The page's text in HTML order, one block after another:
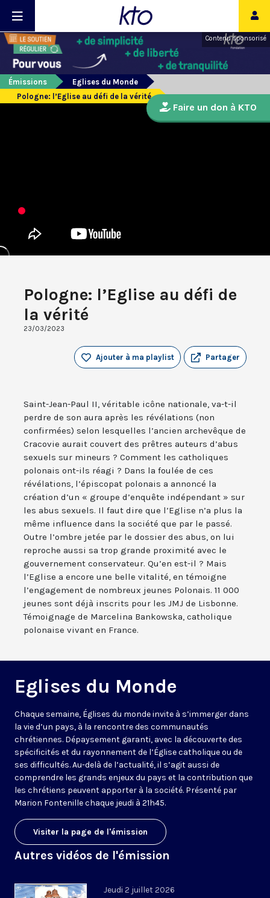
Contenu sponsorisé
Émissions
Eglises du Monde
Pologne: l’Eglise au défi de la vérité
Pologne: l’Eglise au défi de
la vérité
23/03/2023
Partager
Ajouter à ma playlist
Saint-Jean-Paul II, véritable icône nationale, va-t-il
perdre de son aura après les révélations (non
confirmées) selon lesquelles l’ancien archevêque de
Cracovie aurait couvert des prêtres auteurs d’abus
sexuels sur mineurs ? Comment les catholiques
polonais ont-ils réagi ? Dans la foulée de ces
révélations, l’épiscopat polonais a annoncé la
création d’un « groupe d’enquête indépendant » sur
les abus sexuels. Il faut dire que l’Eglise n’a plus la
même influence dans la société que par le passé.
Outre l’ombre jetée par le dossier des abus, on lui
reproche aussi sa trop grande proximité avec le
gouvernement conservateur. Qu’en est-il ? Mais
l’Eglise a encore une belle vitalité, en témoigne
l’engagement de nombreux jeunes Polonais. 11 000
jeunes sont déjà inscrits pour les JMJ de Lisbonne.
Témoignage de Marcelina Bankowska, catholique
polonaise vivant en France.
Eglises du Monde
Chaque semaine, Églises du monde invite à s’immerger dans
la vie d’un pays, à la rencontre des communautés
chrétiennes. Dépaysement garanti, avec la découverte des
spécificités et du rayonnement de l’Église catholique ou de
ses difficultés. Au-delà de l’actualité, il s’agit aussi de
comprendre les grands enjeux du pays et la contribution que
les chrétiens peuvent apporter à la société. Présenté par
Marion Fontenille chaque jeudi à 21h45.
Visiter la page de l'émission
Autres vidéos de l'émission
Jeudi 2 juillet 2026
Faire un don à KTO